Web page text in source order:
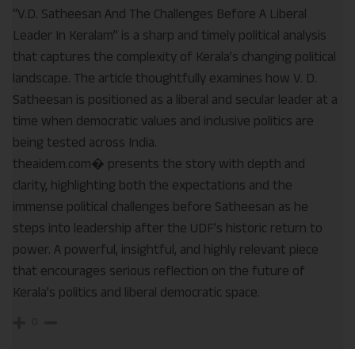
“V.D. Satheesan And The Challenges Before A Liberal
Leader In Keralam” is a sharp and timely political analysis
that captures the complexity of Kerala’s changing political
landscape. The article thoughtfully examines how V. D.
Satheesan is positioned as a liberal and secular leader at a
time when democratic values and inclusive politics are
being tested across India.
theaidem.com⁠� presents the story with depth and
clarity, highlighting both the expectations and the
immense political challenges before Satheesan as he
steps into leadership after the UDF’s historic return to
power. A powerful, insightful, and highly relevant piece
that encourages serious reflection on the future of
Kerala’s politics and liberal democratic space.